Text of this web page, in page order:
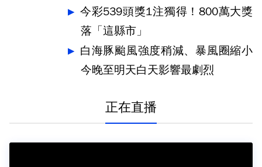
今彩539頭獎1注獨得！800萬大獎
落「這縣市」
白海豚颱風強度稍減、暴風圈縮小
今晚至明天白天影響最劇烈
正在直播